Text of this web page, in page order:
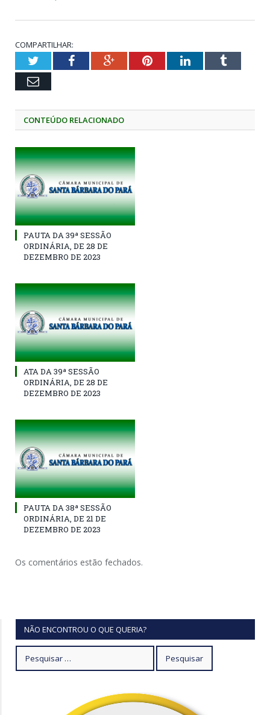
COMPARTILHAR:
TwitterFacebookGoogle+PinterestLinkedInTumblr
Email
CONTEÚDO RELACIONADO
PAUTA DA 39ª SESSÃO
ORDINÁRIA, DE 28 DE
DEZEMBRO DE 2023
ATA DA 39ª SESSÃO
ORDINÁRIA, DE 28 DE
DEZEMBRO DE 2023
PAUTA DA 38ª SESSÃO
ORDINÁRIA, DE 21 DE
DEZEMBRO DE 2023
Os comentários estão fechados.
NÃO ENCONTROU O QUE QUERIA?